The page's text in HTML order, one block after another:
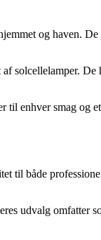
og haven.
solcellelamper.
enhver smag
til både
udvalg